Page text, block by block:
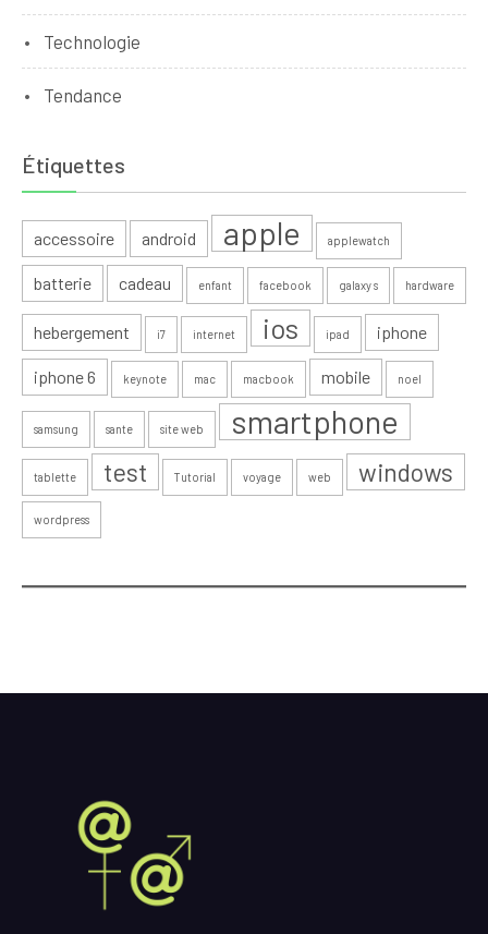
Technologie
Tendance
Étiquettes
accessoire android apple applewatch
batterie cadeau enfant facebook galaxy s hardware
hebergement i7 internet ios ipad iphone
iphone 6 keynote mac macbook mobile noel
samsung sante site web smartphone
tablette test Tutorial voyage web windows
wordpress